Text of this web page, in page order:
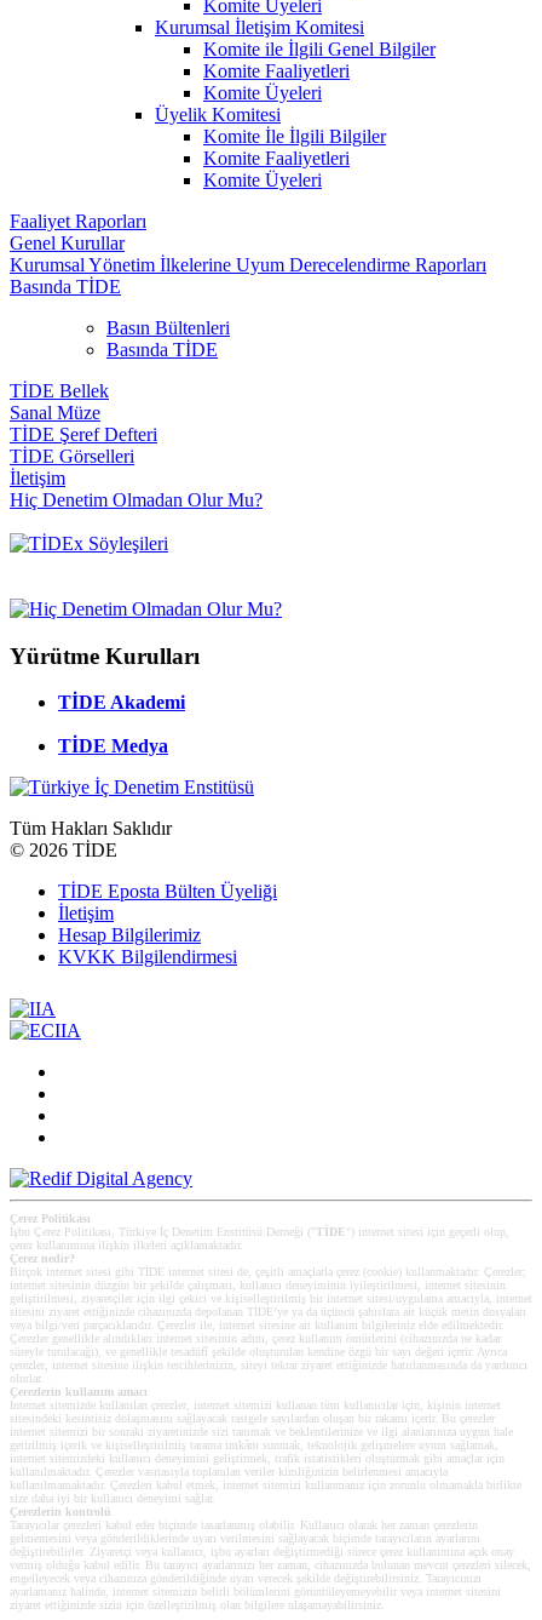
Komite Üyeleri
Kurumsal İletişim Komitesi
Komite ile İlgili Genel Bilgiler
Komite Faaliyetleri
Komite Üyeleri
Üyelik Komitesi
Komite İle İlgili Bilgiler
Komite Faaliyetleri
Komite Üyeleri
Faaliyet Raporları
Genel Kurullar
Kurumsal Yönetim İlkelerine Uyum Derecelendirme Raporları
Basında TİDE
Basın Bültenleri
Basında TİDE
TİDE Bellek
Sanal Müze
TİDE Şeref Defteri
TİDE Görselleri
İletişim
Hiç Denetim Olmadan Olur Mu?
Yürütme Kurulları
TİDE Akademi
TİDE Medya
Tüm Hakları Saklıdır
© 2026 TİDE
TİDE Eposta Bülten Üyeliği
İletişim
Hesap Bilgilerimiz
KVKK Bilgilendirmesi
Çerez Politikası
İşbu Çerez Politikası, Türkiye İç Denetim Enstitüsü Derneği (" TİDE ") internet sitesi için geçerli olup,
çerez kullanımına ilişkin ilkeleri açıklamaktadır.
Çerez nedir?
Birçok internet sitesi gibi TİDE internet sitesi de, çeşitli amaçlarla çerez (cookie) kullanmaktadır. Çerezler;
internet sitesinin düzgün bir şekilde çalışması, kullanıcı deneyiminin iyileştirilmesi, internet sitesinin
geliştirilmesi, ziyaretçiler için ilgi çekici ve kişiselleştirilmiş bir internet sitesi/uygulama amacıyla, internet
sitesini ziyaret ettiğinizde cihazınızda depolanan TİDE’ye ya da üçüncü şahıslara ait küçük metin dosyaları
veya bilgi/veri parçacıklarıdır. Çerezler ile, internet sitesine ait kullanım bilgileriniz elde edilmektedir.
Çerezler genellikle alındıkları internet sitesinin adını, çerez kullanım ömürlerini (cihazınızda ne kadar
süreyle tutulacağı), ve genellikle tesadüfî şekilde oluşturulan kendine özgü bir sayı değeri içerir. Ayrıca
çerezler, internet sitesine ilişkin tercihlerinizin, siteyi tekrar ziyaret ettiğinizde hatırlanmasında da yardımcı
olurlar.
Çerezlerin kullanım amacı
Internet sitemizde kullanılan çerezler, internet sitemizi kullanan tüm kullanıcılar için, kişinin internet
sitesindeki kesintisiz dolaşmasını sağlayacak rastgele sayılardan oluşan bir rakamı içerir. Bu çerezler
internet sitemizi bir sonraki ziyaretinizde sizi tanımak ve beklentilerinize ve ilgi alanlarınıza uygun hale
getirilmiş içerik ve kişiselleştirilmiş tarama imkânı sunmak, teknolojik gelişmelere uyum sağlamak,
internet sitemizdeki kullanıcı deneyimini geliştirmek, trafik istatistikleri oluşturmak gibi amaçlar için
kullanılmaktadır. Çerezler vasıtasıyla toplanılan veriler kimliğinizin belirlenmesi amacıyla
kullanılmamaktadır. Çerezleri kabul etmek, internet sitemizi kullanmanız için zorunlu olmamakla birlikte
size daha iyi bir kullanıcı deneyimi sağlar.
Çerezlerin kontrolü
Tarayıcılar çerezleri kabul eder biçimde tasarlanmış olabilir. Kullanıcı olarak her zaman çerezlerin
gelmemesini veya gönderildiklerinde uyarı verilmesini sağlayacak biçimde tarayıcıların ayarlarını
değiştirebilirler. Ziyaretçi veya kullanıcı, işbu ayarları değiştirmediği sürece çerez kullanımına açık onay
vermiş olduğu kabul edilir. Bu tarayıcı ayarlarınızı her zaman, cihazınızda bulunan mevcut çerezleri silecek,
engelleyecek veya cihazınıza gönderildiğinde uyarı verecek şekilde değiştirebilirsiniz. Tarayıcınızı
ayarlamanız halinde, internet sitemizin belirli bölümlerini görüntüleyemeyebilir veya internet sitesini
ziyaret ettiğinizde sizin için özelleştirilmiş olan bilgilere ulaşamayabilirsiniz.